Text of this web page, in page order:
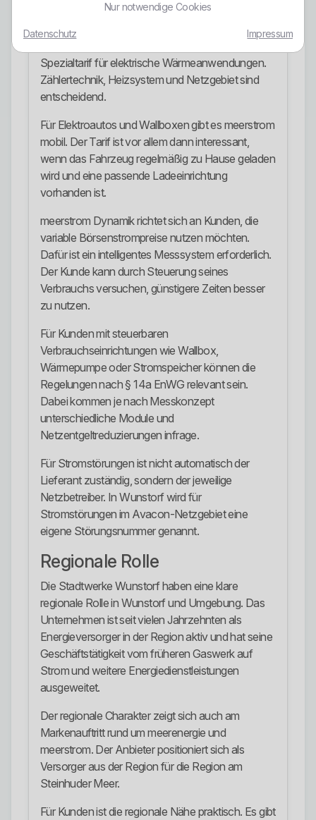
Für Wärmepumpen und Nachtspeicherheizungen
gibt es meerstrom Wärme. Dieses Angebot ist kein
Spezialtarif für elektrische Wärmeanwendungen.
Zählertechnik, Heizsystem und Netzgebiet sind
entscheidend.
Für Elektroautos und Wallboxen gibt es meerstrom
mobil. Der Tarif ist vor allem dann interessant,
wenn das Fahrzeug regelmäßig zu Hause geladen
wird und eine passende Ladeeinrichtung
vorhanden ist.
meerstrom Dynamik richtet sich an Kunden, die
variable Börsenstrompreise nutzen möchten.
Dafür ist ein intelligentes Messsystem erforderlich.
Der Kunde kann durch Steuerung seines
Verbrauchs versuchen, günstigere Zeiten besser
zu nutzen.
Für Kunden mit steuerbaren
Verbrauchseinrichtungen wie Wallbox,
Wärmepumpe oder Stromspeicher können die
Regelungen nach § 14a EnWG relevant sein.
Dabei kommen je nach Messkonzept
unterschiedliche Module und
Netzentgeltreduzierungen infrage.
Für Stromstörungen ist nicht automatisch der
Lieferant zuständig, sondern der jeweilige
Netzbetreiber. In Wunstorf wird für
Stromstörungen im Avacon-Netzgebiet eine
eigene Störungsnummer genannt.
Regionale Rolle
Die Stadtwerke Wunstorf haben eine klare
regionale Rolle in Wunstorf und Umgebung. Das
Unternehmen ist seit vielen Jahrzehnten als
Energieversorger in der Region aktiv und hat seine
Geschäftstätigkeit vom früheren Gaswerk auf
Strom und weitere Energiedienstleistungen
ausgeweitet.
Der regionale Charakter zeigt sich auch am
Markenauftritt rund um meerenergie und
meerstrom. Der Anbieter positioniert sich als
Versorger aus der Region für die Region am
Steinhuder Meer.
Für Kunden ist die regionale Nähe praktisch. Es gibt
Nur notwendige Cookies
Datenschutz Impressum